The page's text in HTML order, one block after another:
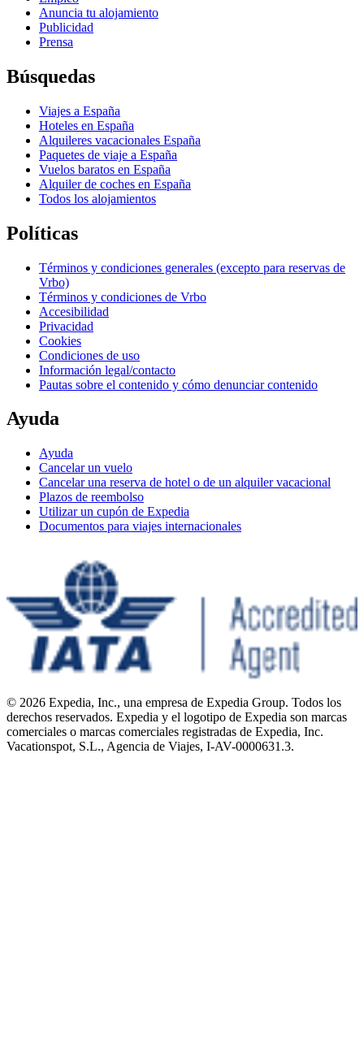
Anuncia tu alojamiento
Publicidad
Prensa
Búsquedas
Viajes a España
Hoteles en España
Alquileres vacacionales España
Paquetes de viaje a España
Vuelos baratos en España
Alquiler de coches en España
Todos los alojamientos
Políticas
Términos y condiciones generales (excepto para reservas de
Vrbo)
Términos y condiciones de Vrbo
Accesibilidad
Privacidad
Cookies
Condiciones de uso
Información legal/contacto
Pautas sobre el contenido y cómo denunciar contenido
Ayuda
Ayuda
Cancelar un vuelo
Cancelar una reserva de hotel o de un alquiler vacacional
Plazos de reembolso
Utilizar un cupón de Expedia
Documentos para viajes internacionales
© 2026 Expedia, Inc., una empresa de Expedia Group. Todos los
derechos reservados. Expedia y el logotipo de Expedia son marcas
comerciales o marcas comerciales registradas de Expedia, Inc.
Vacationspot, S.L., Agencia de Viajes, I-AV-0000631.3.